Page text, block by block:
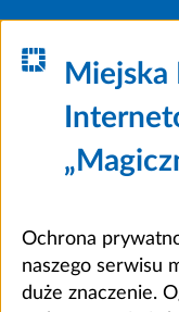
Miejska
Ochrona
naszego serwisu
duże znaczenie.